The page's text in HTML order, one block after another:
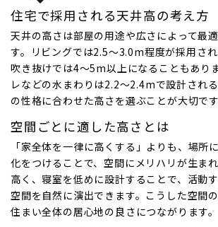
住宅で採用される天井高の考え方
天井の高さは部屋の用途や広さによって最
す。リビングでは2.5〜3.0m程度が採用され
吹き抜けでは4〜5m以上になることもあり
レなどの水まわりは2.2〜2.4mで設計され
の性格に合わせた高さを選ぶことが大切です
空間ごとに適した高さとは
「家全体を一律に高くする」よりも、場所
化をつけることで、空間にメリハリが生ま
高く、寝室を低めに設計することで、活動
空間を自然に演出できます。こうした空間
住まい全体の居心地の良さにつながります。